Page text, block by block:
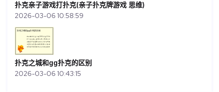
扑克亲子游戏打扑克(亲子扑克牌游戏 思维)
2026-03-06 10:58:59
扑克之城和gg扑克的区别
2026-03-06 10:43:15